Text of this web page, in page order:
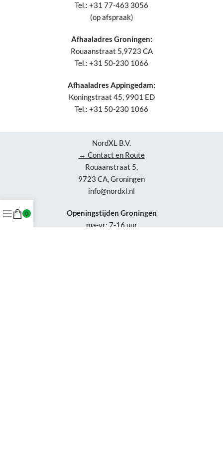
Tel.: +31 77-463 3056
(op afspraak)
Afhaaladres Groningen:
Rouaanstraat 5,9723 CA
Tel.: +31 50-230 1066
Afhaaladres Appingedam:
Koningstraat 45, 9901 ED
Tel.: +31 50-230 1066
NordXL B.V.
→ Contact en Route
Rouaanstraat 5,
9723 CA, Groningen
info@nordxl.nl
Openingstijden Groningen
ma-vr: 7-16 uur
0